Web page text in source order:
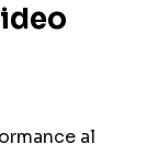
al